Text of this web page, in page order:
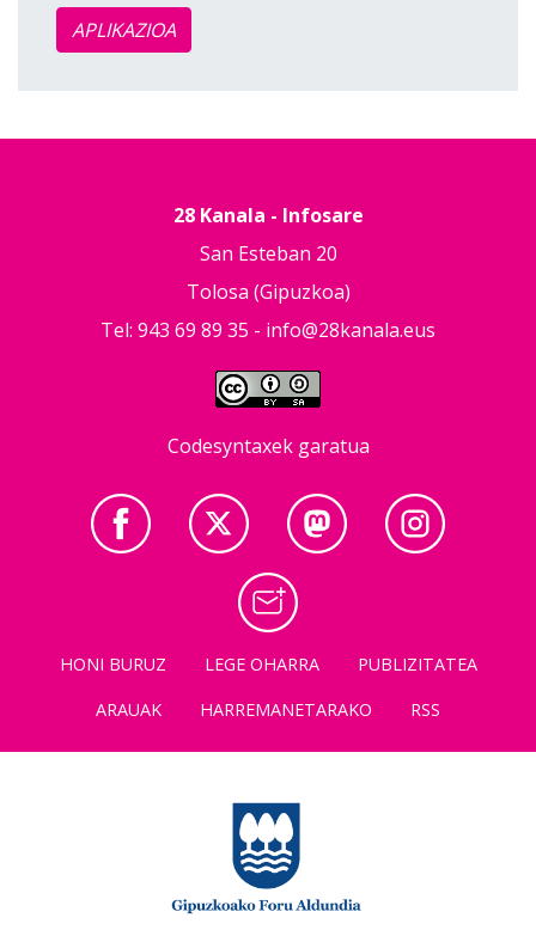
APLIKAZIOA
28 Kanala - Infosare
San Esteban 20
Tolosa (Gipuzkoa)
Tel: 943 69 89 35 - info@28kanala.eus
Codesyntaxek garatua
HONI BURUZ LEGE OHARRA
PUBLIZITATEA
ARAUAK
HARREMANETARAKO RSS